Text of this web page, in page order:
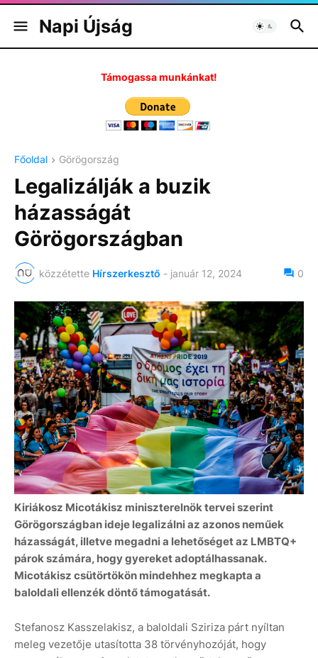
Napi Újság
Támogassa munkánkat!
Főoldal Görögország
Legalizálják a buzik
házasságát
Görögországban
közzétette Hírszerkesztő - január 12, 2024 0
Kiriákosz Micotákisz miniszterelnök tervei szerint
Görögországban ideje legalizálni az azonos neműek
házasságát, illetve megadni a lehetőséget az LMBTQ+
párok számára, hogy gyereket adoptálhassanak.
Micotákisz csütörtökön mindehhez megkapta a
baloldali ellenzék döntő támogatását.
Stefanosz Kasszelakisz, a baloldali Sziriza párt nyíltan
meleg vezetője utasította 38 törvényhozóját, hogy